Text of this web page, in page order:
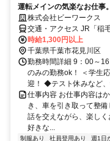
運転メインの気楽なお仕事
株式会社ビーワークス
交通・アクセス JR「稲
時給1,300円以上
千葉県千葉市花見川区
勤務時間詳細 9：00～
のみの勤務ok！ ＜学生
迎！ ◆テスト休みなど
仕事内容 お仕事内容は
き、車を引き取って整
話を交えながら、楽し
好きな...
制服あり 社員登用あり 週1日